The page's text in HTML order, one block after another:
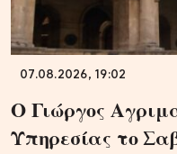
07.08.2026, 19:02
Ο Γιώργος
Υπηρεσίας το